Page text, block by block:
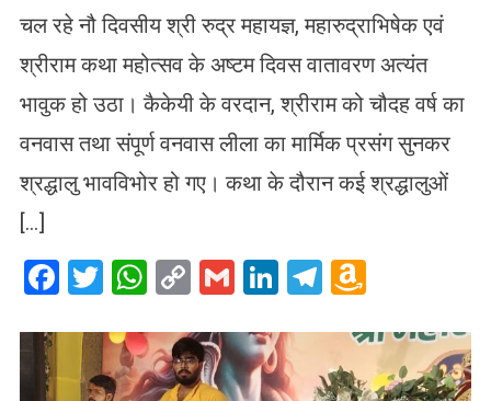
चल रहे नौ दिवसीय श्री रुद्र महायज्ञ, महारुद्राभिषेक एवं
श्रीराम कथा महोत्सव के अष्टम दिवस वातावरण अत्यंत
भावुक हो उठा। कैकेयी के वरदान, श्रीराम को चौदह वर्ष का
वनवास तथा संपूर्ण वनवास लीला का मार्मिक प्रसंग सुनकर
श्रद्धालु भावविभोर हो गए। कथा के दौरान कई श्रद्धालुओं
[…]
Facebook
Twitter
WhatsApp
CopyGmailLinkedIn
Telegram
List